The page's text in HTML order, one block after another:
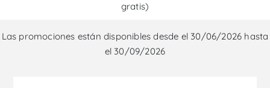
gratis)
Las promociones están disponibles desde el 30/06/2026 hasta
el 30/09/2026